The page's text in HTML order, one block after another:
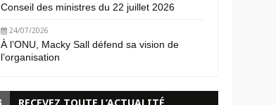
Conseil des ministres du 22 juillet 2026
24/07/2026
À l’ONU, Macky Sall défend sa vision de
l’organisation